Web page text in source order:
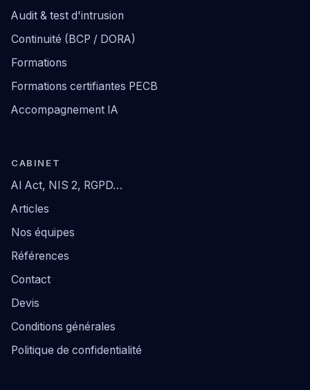
Audit & test d'intrusion
Continuité (BCP / DORA)
Formations
Formations certifiantes PECB
Accompagnement IA
CABINET
AI Act, NIS 2, RGPD…
Articles
Nos équipes
Références
Contact
Devis
Conditions générales
Politique de confidentialité